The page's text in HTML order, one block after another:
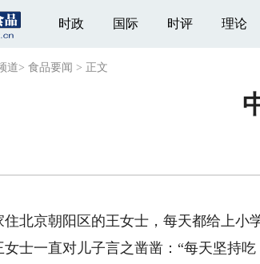
时政 国际 时评 理论
道> 食品要闻 > 正文
京朝阳区的王女士，每天都给上小学
女士一直对儿子言之凿凿：“每天坚持